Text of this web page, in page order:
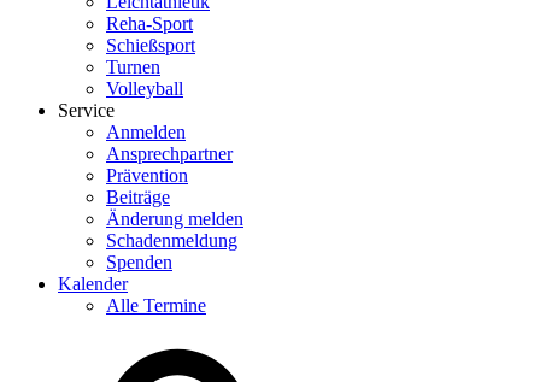
Reha-Sport
Schießsport
Turnen
Volleyball
Service
Anmelden
Ansprechpartner
Prävention
Beiträge
Änderung melden
Schadenmeldung
Spenden
Kalender
Alle Termine